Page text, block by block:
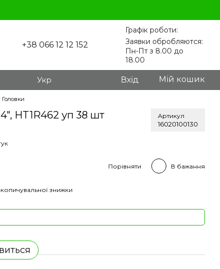
+38 066 12 12 152
Графік роботи:
Заявки обробляются:
Пн-Пт з 8.00 до
18.00
Укр Вхід Мій кошик
Головки
4", HT1R462 уп 38 шт
Артикул
16020100130
Порівняти В бажання
знижки